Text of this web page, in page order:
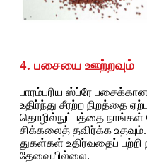
4. பசையை ஊற்றவும்
பாரம்பரிய ஸ்ப்ரே
உதிர்ந்து சீரற்ற நிறத்தை
தொழில்நுட்பத்தை நாங்கள்
சிக்கலைத் தவிர்க்க
துகள்கள் உதிர்வதைப்
தேவையில்லை.